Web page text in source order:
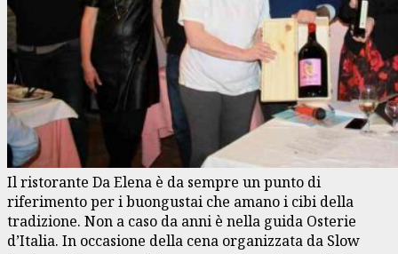
Il ristorante Da Elena è da sempre un punto di
riferimento per i buongustai che amano i cibi della
tradizione. Non a caso da anni è nella guida Osterie
d’Italia. In occasione della cena organizzata da Slow